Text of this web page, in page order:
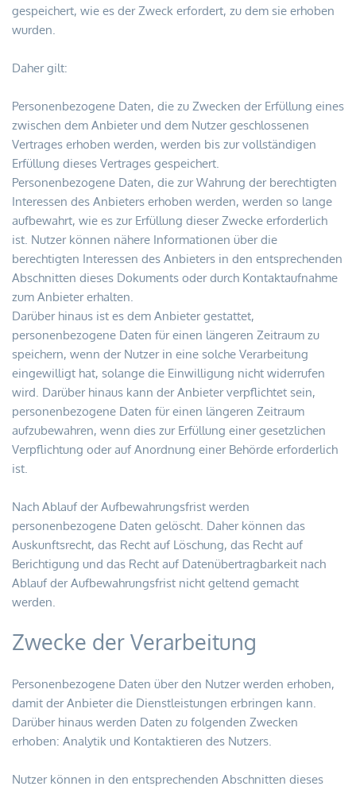
gespeichert, wie es der Zweck erfordert, zu dem sie erhoben
wurden.
Daher gilt:
Personenbezogene Daten, die zu Zwecken der Erfüllung eines
zwischen dem Anbieter und dem Nutzer geschlossenen
Vertrages erhoben werden, werden bis zur vollständigen
Erfüllung dieses Vertrages gespeichert.
Personenbezogene Daten, die zur Wahrung der berechtigten
Interessen des Anbieters erhoben werden, werden so lange
aufbewahrt, wie es zur Erfüllung dieser Zwecke erforderlich
ist. Nutzer können nähere Informationen über die
berechtigten Interessen des Anbieters in den entsprechenden
Abschnitten dieses Dokuments oder durch Kontaktaufnahme
zum Anbieter erhalten.
Darüber hinaus ist es dem Anbieter gestattet,
personenbezogene Daten für einen längeren Zeitraum zu
speichern, wenn der Nutzer in eine solche Verarbeitung
eingewilligt hat, solange die Einwilligung nicht widerrufen
wird. Darüber hinaus kann der Anbieter verpflichtet sein,
personenbezogene Daten für einen längeren Zeitraum
aufzubewahren, wenn dies zur Erfüllung einer gesetzlichen
Verpflichtung oder auf Anordnung einer Behörde erforderlich
ist.
Nach Ablauf der Aufbewahrungsfrist werden
personenbezogene Daten gelöscht. Daher können das
Auskunftsrecht, das Recht auf Löschung, das Recht auf
Berichtigung und das Recht auf Datenübertragbarkeit nach
Ablauf der Aufbewahrungsfrist nicht geltend gemacht
werden.
Zwecke der Verarbeitung
Personenbezogene Daten über den Nutzer werden erhoben,
damit der Anbieter die Dienstleistungen erbringen kann.
Darüber hinaus werden Daten zu folgenden Zwecken
erhoben: Analytik und Kontaktieren des Nutzers.
Nutzer können in den entsprechenden Abschnitten dieses